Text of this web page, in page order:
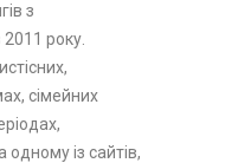
з
2011 року.
сімейних
одному із сайтів,